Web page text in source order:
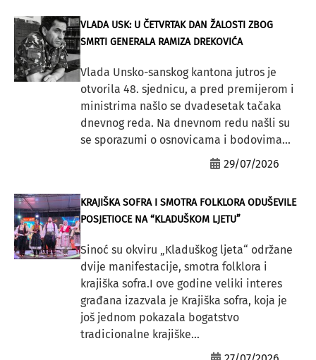
VLADA USK: U ČETVRTAK DAN ŽALOSTI ZBOG
SMRTI GENERALA RAMIZA DREKOVIĆA
Vlada Unsko-sanskog kantona jutros je
otvorila 48. sjednicu, a pred premijerom i
ministrima našlo se dvadesetak tačaka
dnevnog reda. Na dnevnom redu našli su
se sporazumi o osnovicama i bodovima...
29/07/2026
KRAJIŠKA SOFRA I SMOTRA FOLKLORA ODUŠEVILE
POSJETIOCE NA “KLADUŠKOM LJETU”
Sinoć su okviru „Kladuškog ljeta“ održane
dvije manifestacije, smotra folklora i
krajiška sofra.I ove godine veliki interes
građana izazvala je Krajiška sofra, koja je
još jednom pokazala bogatstvo
tradicionalne krajiške...